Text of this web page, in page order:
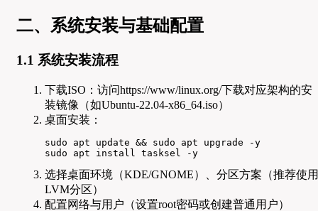
二、系统安装与基础配置
1.1 系统安装流程
下载ISO：访问https://www/linux.org/下载对应架构的安
装镜像（如Ubuntu-22.04-x86_64.iso）
桌面安装：
sudo apt update && sudo apt upgrade -y
sudo apt install tasksel -y
选择桌面环境（KDE/GNOME）、分区方案（推荐使用
LVM分区）
配置网络与用户（设置root密码或创建普通用户）